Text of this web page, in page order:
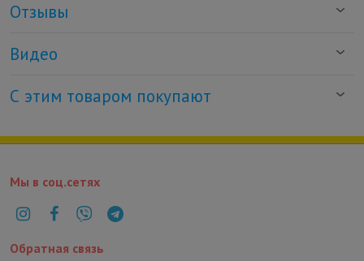
Отзывы
Видео
С этим товаром покупают
Мы в соц.сетях
Обратная связь